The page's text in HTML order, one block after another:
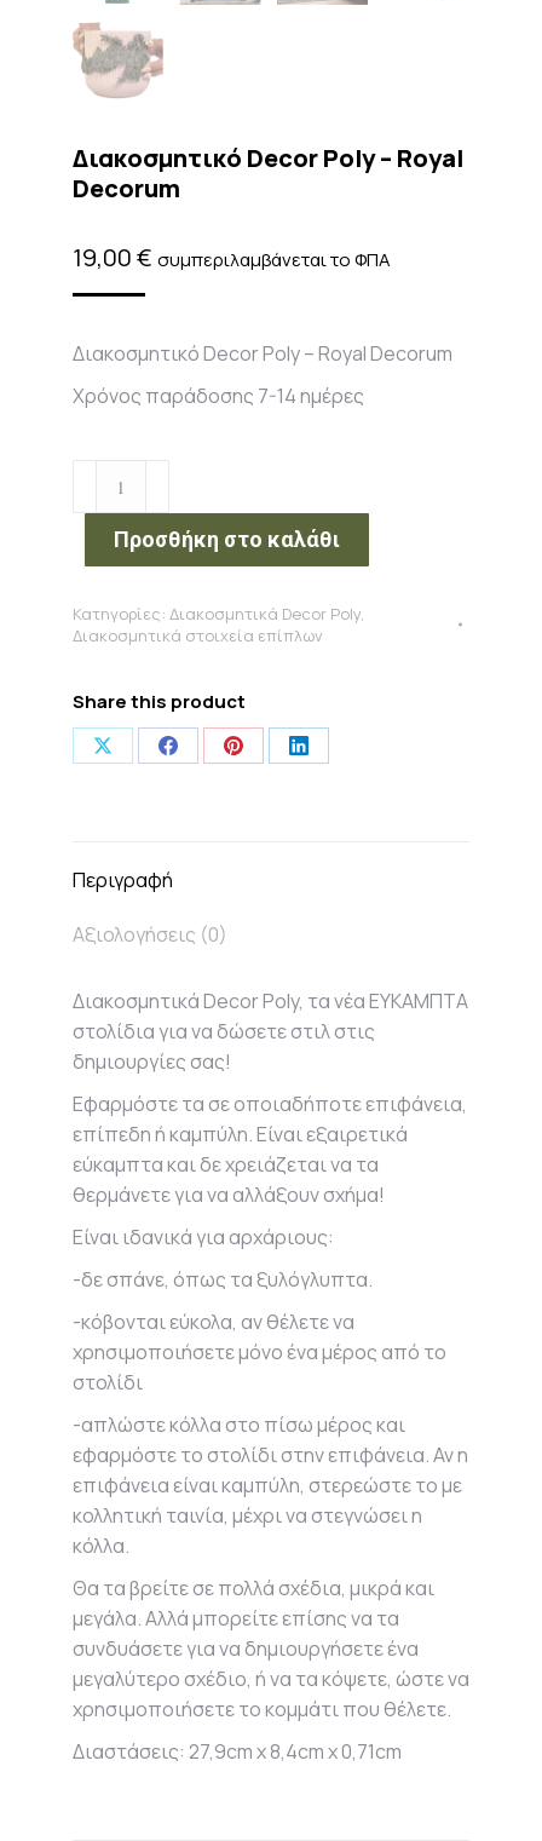
Διακοσμητικό Decor Poly – Royal
Decorum
19,00€ συμπεριλαμβάνεται το ΦΠΑ
Διακοσμητικό Decor Poly – Royal Decorum
Χρόνος παράδοσης 7-14 ημέρες
Decorum
Προσθήκη στο καλάθι
Κατηγορίες: Διακοσμητικά Decor Poly,
Διακοσμητικά στοιχεία επίπλων
Share this product
Share Share Share Share
Περιγραφή
Αξιολογήσεις (0)
Διακοσμητικά Decor Poly, τα νέα ΕΥΚΑΜΠΤΑ
στολίδια για να δώσετε στιλ στις
δημιουργίες σας!
Εφαρμόστε τα σε οποιαδήποτε επιφάνεια,
επίπεδη ή καμπύλη. Είναι εξαιρετικά
εύκαμπτα και δε χρειάζεται να τα
θερμάνετε για να αλλάξουν σχήμα!
Είναι ιδανικά για αρχάριους:
-δε σπάνε, όπως τα ξυλόγλυπτα.
-κόβονται εύκολα, αν θέλετε να
χρησιμοποιήσετε μόνο ένα μέρος από το
στολίδι
-απλώστε κόλλα στο πίσω μέρος και
εφαρμόστε το στολίδι στην επιφάνεια. Αν η
επιφάνεια είναι καμπύλη, στερεώστε το με
κολλητική ταινία, μέχρι να στεγνώσει η
κόλλα.
Θα τα βρείτε σε πολλά σχέδια, μικρά και
μεγάλα. Αλλά μπορείτε επίσης να τα
συνδυάσετε για να δημιουργήσετε ένα
μεγαλύτερο σχέδιο, ή να τα κόψετε, ώστε να
χρησιμοποιήσετε το κομμάτι που θέλετε.
Διαστάσεις: 27,9cm x 8,4cm x 0,71cm